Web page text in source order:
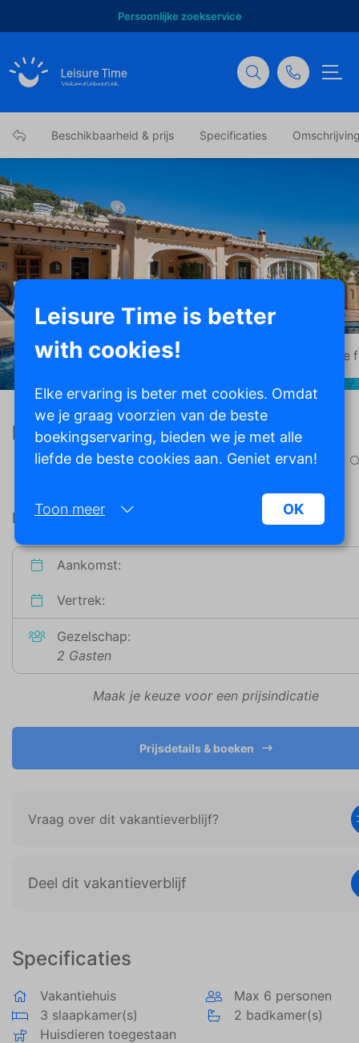
Persoonlijke zoekservice
Beschikbaarheid & prijs Specificaties
Toon alle
Specificaties
Vakantiehuis
Max 6 personen
3 slaapkamer(s)
2 badkamer(s)
Huisdieren toegestaan
Marita
Moraira, Spanje
Beschikbaarheid
Aankomst:
Vertrek:
Gezelschap:
2 Gasten
Maak je keuze voor een prijsindicatie
Prijsdetails & boeken
Vraag over dit vakantieverblijf?
Deel dit vakantieverblijf
Leisure Time is better
with cookies!
Elke ervaring is beter met cookies. Omdat
we je graag voorzien van de beste
boekingservaring, bieden we je met alle
liefde de beste cookies aan. Geniet ervan!
Toon meer OK
Noodzakelijk:
bruikbaarder te maken, door basisfuncties als
gedeelten van de website mogelijk te maken.
Zonder deze cookies kan de website niet naar
behoren werken.
Marketing:
Deze site gebruikt cookies en Google
technologieën om het siteverkeer te analyseren.
Het doel van marketingcookies is advertenties
adverteerders.